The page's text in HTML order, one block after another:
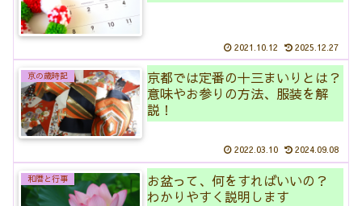
2021.10.12 2025.12.27
京の歳時記
京都では定番の十三まいりとは？
意味やお参りの方法、服装を解
説！
2022.03.10 2024.09.08
和暦と行事
お盆って、何をすればいいの？
わかりやすく説明します